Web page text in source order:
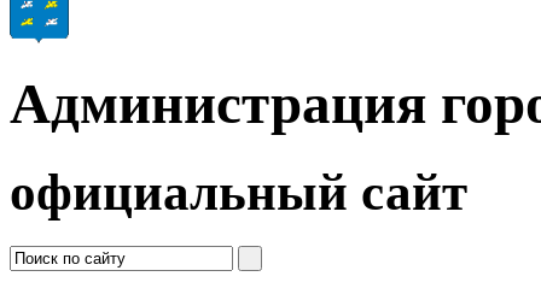
Администрация
официальный сайт